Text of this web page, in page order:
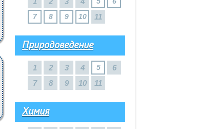
7
8 9 10 11
Природоведение
1 2 3 4 5
6
7
8 9 10 11
Химия